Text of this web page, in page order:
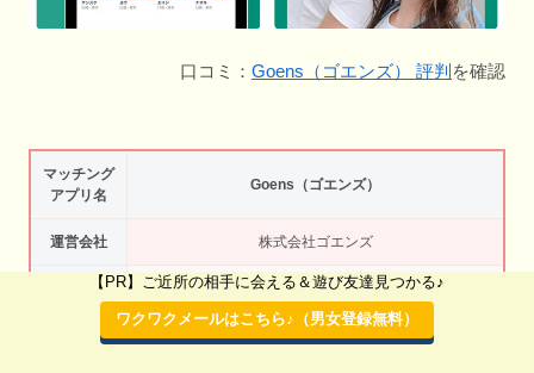
口コミ： Goens（ゴエンズ） 評判 を確認
マッチング
アプリ名
Goens（ゴエンズ）
運営会社 株式会社ゴエンズ
会員数 50代60代の利用率が多め
ジャンル パートナー作り・恋活アプリ・マッチングアプリ
【PR】ご近所の相手に会える＆遊び友達見つかる♪
ワクワクメールはこちら♪（男女登録無料）